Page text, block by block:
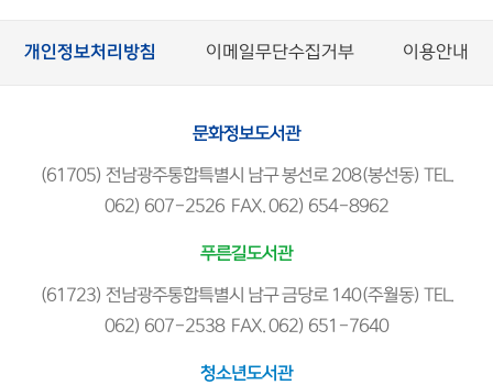
개인정보처리방침 이메일무단수집거부 이용안내
문화정보도서관
(61705) 전남광주통합특별시 남구 봉선로 208(봉선동) TEL.
062) 607-2526 FAX. 062) 654-8962
푸른길도서관
(61723) 전남광주통합특별시 남구 금당로 140(주월동) TEL.
062) 607-2538 FAX. 062) 651-7640
청소년도서관